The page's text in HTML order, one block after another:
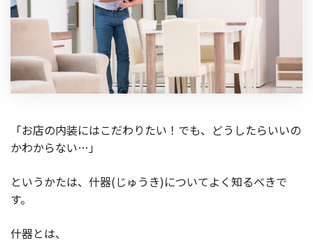
「お店の内装にはこだわりたい！でも、どうしたらいいの
かわからない…」
というかたは、什器(じゅうき)についてよく知るべきで
す。
什器とは、